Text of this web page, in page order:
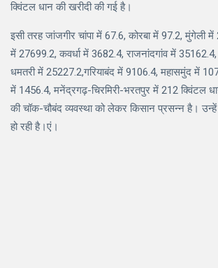
क्विंटल धान की खरीदी की गई है।
इसी तरह जांजगीर चांपा में 67.6, कोरबा में 97.2, मुंगेली
में 27699.2, कवर्धा में 3682.4, राजनांदगांव में
धमतरी में 25227.2,गरियाबंद में 9106.4, महासमुंद में
में 1456.4, मनेंद्रगढ़-चिरमिरी-भरतपुर में 212 क्विंटल
की चॉक-चौबंद व्यवस्था को लेकर किसान प्रसन्न है।
हो रही है।एं।